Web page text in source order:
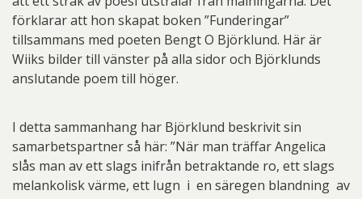
förklarar att hon skapat boken ”Funderingar”
tillsammans med poeten Bengt O Björklund. Här är
Wiiks bilder till vänster på alla sidor och Björklunds
anslutande poem till höger.
I detta sammanhang har Björklund beskrivit sin
samarbetspartner så här: ”När man träffar Angelica
slås man av ett slags inifrån betraktande ro, ett slags
melankolisk värme, ett lugn i en säregen blandning av